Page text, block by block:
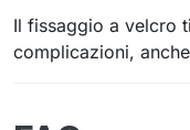
Il fissaggio a velcro
complicazioni,